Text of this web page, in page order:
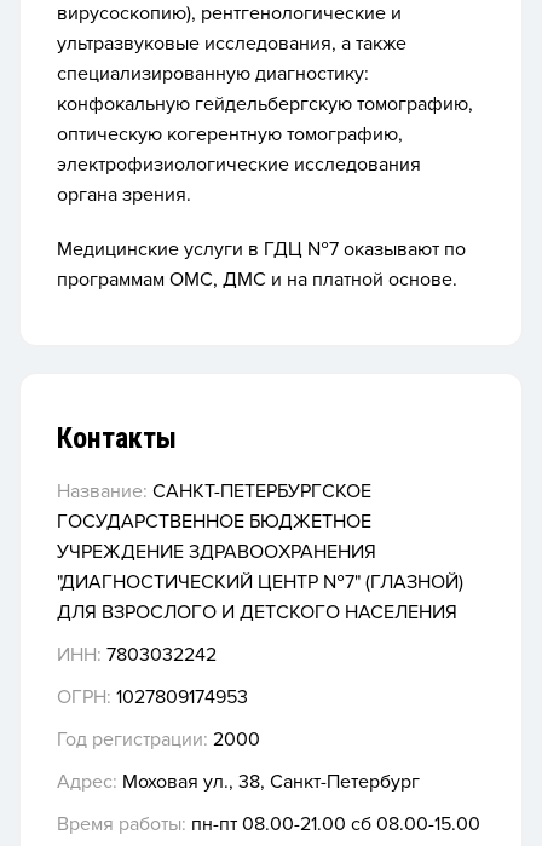
вирусоскопию), рентгенологические и
ультразвуковые исследования, а также
специализированную диагностику:
конфокальную гейдельбергскую томографию,
оптическую когерентную томографию,
электрофизиологические исследования
органа зрения.
Медицинские услуги в ГДЦ №7 оказывают по
программам ОМС, ДМС и на платной основе.
Контакты
Название: САНКТ-ПЕТЕРБУРГСКОЕ
ГОСУДАРСТВЕННОЕ БЮДЖЕТНОЕ
УЧРЕЖДЕНИЕ ЗДРАВООХРАНЕНИЯ
"ДИАГНОСТИЧЕСКИЙ ЦЕНТР №7" (ГЛАЗНОЙ)
ДЛЯ ВЗРОСЛОГО И ДЕТСКОГО НАСЕЛЕНИЯ
ИНН: 7803032242
ОГРН: 1027809174953
Год регистрации: 2000
Адрес: Моховая ул., 38, Санкт-Петербург
Время работы: пн-пт 08.00-21.00 сб 08.00-15.00